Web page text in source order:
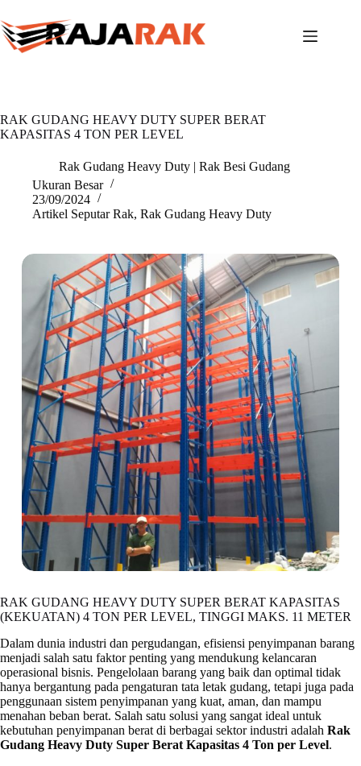
to
content
RAK GUDANG HEAVY DUTY SUPER BERAT
KAPASITAS 4 TON PER LEVEL
Rak Gudang Heavy Duty | Rak Besi Gudang
Ukuran Besar
23/09/2024
Artikel Seputar Rak, Rak Gudang Heavy Duty
RAK GUDANG HEAVY DUTY SUPER BERAT KAPASITAS
(KEKUATAN) 4 TON PER LEVEL, TINGGI MAKS. 11 METER
Dalam dunia industri dan pergudangan, efisiensi penyimpanan barang
menjadi salah satu faktor penting yang mendukung kelancaran
operasional bisnis. Pengelolaan barang yang baik dan optimal tidak
hanya bergantung pada pengaturan tata letak gudang, tetapi juga pada
penggunaan sistem penyimpanan yang kuat, aman, dan mampu
menahan beban berat. Salah satu solusi yang sangat ideal untuk
kebutuhan penyimpanan berat di berbagai sektor industri adalah Rak
Gudang Heavy Duty Super Berat Kapasitas 4 Ton per Level.